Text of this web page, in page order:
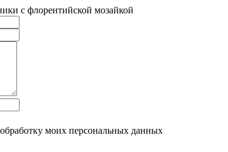
с флорентийской мозайкой
моих персональных данных